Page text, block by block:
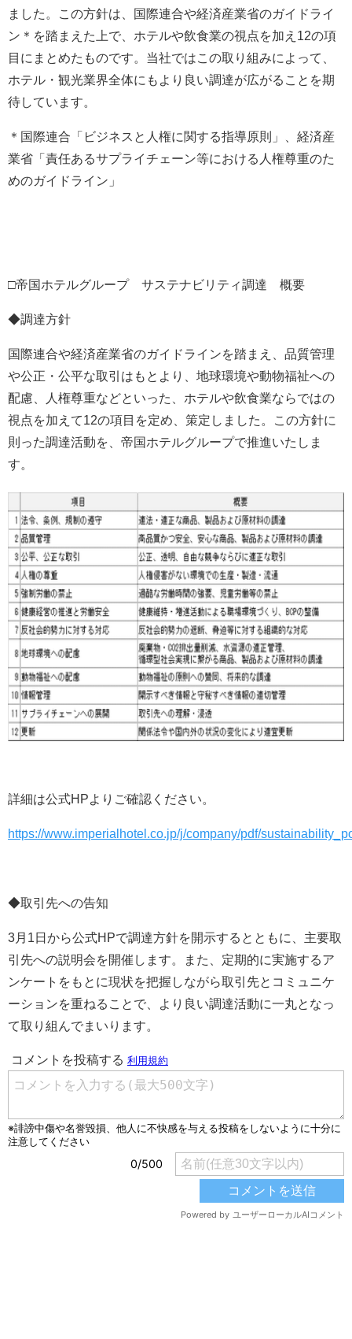
ました。この方針は、国際連合や経済産業省のガイドライ
ン＊を踏まえた上で、ホテルや飲食業の視点を加え12の項
目にまとめたものです。当社ではこの取り組みによって、
ホテル・観光業界全体にもより良い調達が広がることを期
待しています。
＊国際連合「ビジネスと人権に関する指導原則」、経済産
業省「責任あるサプライチェーン等における人権尊重のた
めのガイドライン」
□帝国ホテルグループ サステナビリティ調達 概要
◆調達方針
国際連合や経済産業省のガイドラインを踏まえ、品質管理
や公正・公平な取引はもとより、地球環境や動物福祉への
配慮、人権尊重などといった、ホテルや飲食業ならではの
視点を加えて12の項目を定め、策定しました。この方針に
則った調達活動を、帝国ホテルグループで推進いたしま
す。
詳細は公式HPよりご確認ください。
https://www.imperialhotel.co.jp/j/company/pdf/
◆取引先への告知
3月1日から公式HPで調達方針を開示するとともに、主要取
引先への説明会を開催します。また、定期的に実施するア
ンケートをもとに現状を把握しながら取引先とコミュニケ
ーションを重ねることで、より良い調達活動に一丸となっ
て取り組んでまいります。